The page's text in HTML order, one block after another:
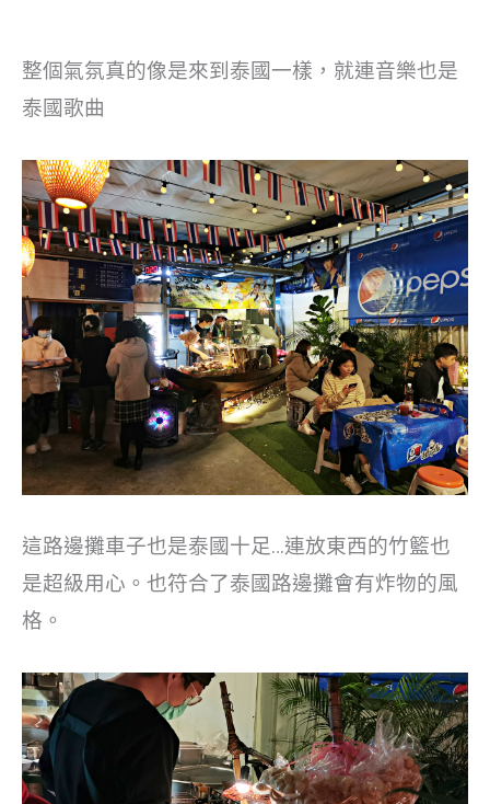
整個氣氛真的像是來到泰國一樣，就連音樂也是
泰國歌曲
這路邊攤車子也是泰國十足…連放東西的竹籃也
是超級用心。也符合了泰國路邊攤會有炸物的風
格。